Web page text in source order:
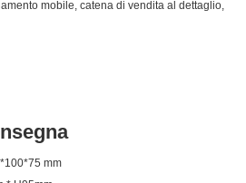
mobile, catena di vendita al dettaglio,
mm